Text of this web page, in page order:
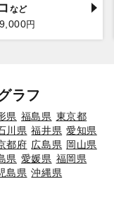
9,000円
ラフ
県 福島県 東京都
川県 福井県 愛知県
都府 広島県 岡山県
県 愛媛県 福岡県
島県 沖縄県